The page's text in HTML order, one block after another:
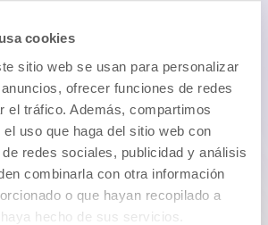
cookies
sitio web se usan para personalizar
ofrecer funciones de redes
el tráfico. Además, compartimos
uso que haga del sitio web con
redes sociales, publicidad y análisis
combinarla con otra información
o que hayan recopilado a
hecho de sus servicios.
amb
a Invertir?
amb Aprende a Invertir, per
puntual, de forma recurrent o ho
a ambaixador de la teva marca,
aliat. Ens encarreguem de portar la
des del procés creatiu fins a la
passant per la negociació